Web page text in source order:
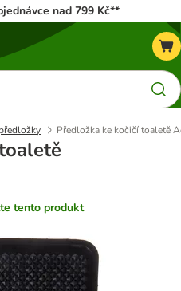
nad 799 Kč**
Předložka ke kočičí toaletě
tento produkt